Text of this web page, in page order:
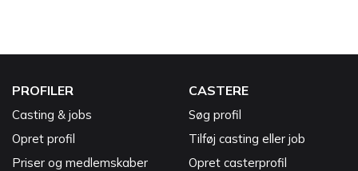
PROFILER
Casting & jobs
Opret profil
Priser og medlemskaber
CASTERE
Søg profil
Tilføj casting eller job
Opret casterprofil